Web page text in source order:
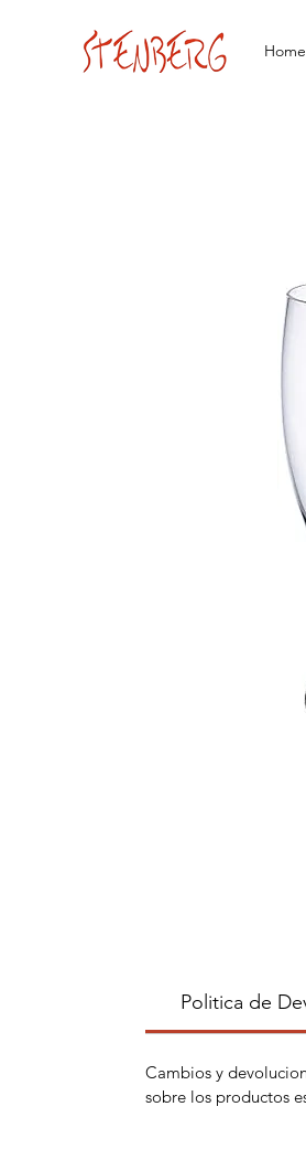
Home
Politica de
Cambios y
sobre los productos